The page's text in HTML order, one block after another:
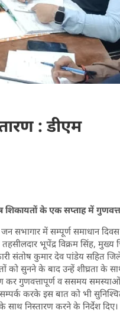
: डीएम
के एक सप्ताह में
सभागार में सम्पूर्ण समाधान
भूपेंद्र विक्रम सिंह, मुख्य
संतोष कुमार देव पांडेय सहित
को सुनने के बाद उन्हें शीघ्रता के
कर गुणवत्तापूर्ण व ससमय
करके इस बात को भी
के साथ निस्तारण करने के निर्देश